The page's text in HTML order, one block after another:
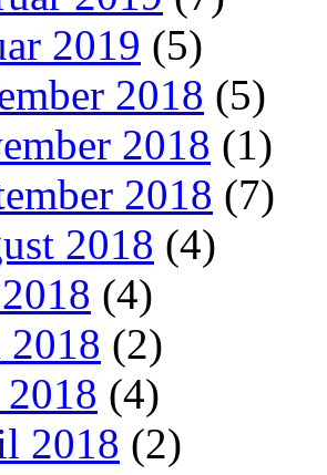
2019 (5)
2018 (5)
2018 (1)
2018 (7)
2018 (4)
(4)
2018 (2)
(4)
2018 (2)